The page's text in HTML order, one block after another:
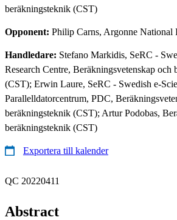
beräkningsteknik (CST)
Opponent: Philip Carns, Argonne National
Handledare: Stefano Markidis, SeRC -
Research Centre, Beräkningsvetenskap och
(CST); Erwin Laure, SeRC - Swedish e-
Parallelldatorcentrum, PDC,
beräkningsteknik (CST); Artur Podobas,
beräkningsteknik (CST)
Exportera till kalender
QC 20220411
Abstract